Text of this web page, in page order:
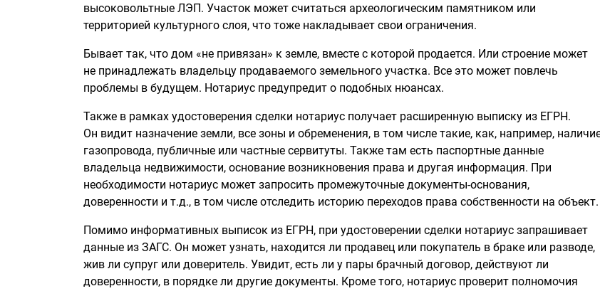
высоковольтные ЛЭП. Участок может считаться археологическим памятником или
территорией культурного слоя, что тоже накладывает свои ограничения.
Бывает так, что дом «не привязан» к земле, вместе с которой продается. Или строение может
не принадлежать владельцу продаваемого земельного участка. Все это может повлечь
проблемы в будущем. Нотариус предупредит о подобных нюансах.
Также в рамках удостоверения сделки нотариус получает расширенную выписку из ЕГРН.
Он видит назначение земли, все зоны и обременения, в том числе такие, как, например,
газопровода, публичные или частные сервитуты. Также там есть паспортные данные
владельца недвижимости, основание возникновения права и другая информация. При
необходимости нотариус может запросить промежуточные документы-основания,
доверенности и т.д., в том числе отследить историю переходов права собственности на объект.
Помимо информативных выписок из ЕГРН, при удостоверении сделки нотариус запрашивает
данные из ЗАГС. Он может узнать, находится ли продавец или покупатель в браке или разводе,
жив ли супруг или доверитель. Увидит, есть ли у пары брачный договор, действуют ли
доверенности, в порядке ли другие документы. Кроме того, нотариус проверит полномочия